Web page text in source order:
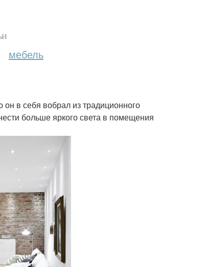
мебель
в себя вобрал из традиционного
больше яркого света в помещения